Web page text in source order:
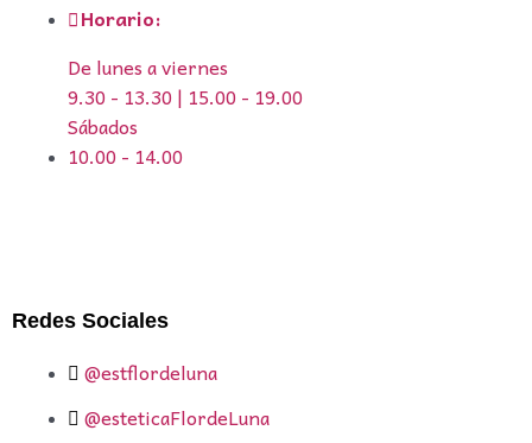
Horario:
De lunes a viernes
9.30 - 13.30 | 15.00 - 19.00
Sábados
10.00 - 14.00
Redes Sociales
@estflordeluna
@esteticaFlordeLuna